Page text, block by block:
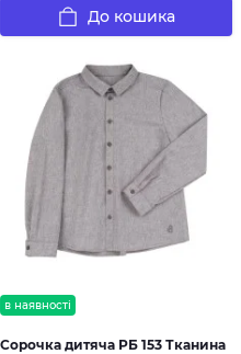
До кошика
в наявності
Сорочка дитяча РБ 153 Тканина